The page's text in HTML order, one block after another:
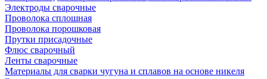
Электроды сварочные
Проволока сплошная
Проволока порошковая
Прутки присадочные
Флюс сварочный
Ленты сварочные
Материалы для сварки чугуна и сплавов на основе никеля